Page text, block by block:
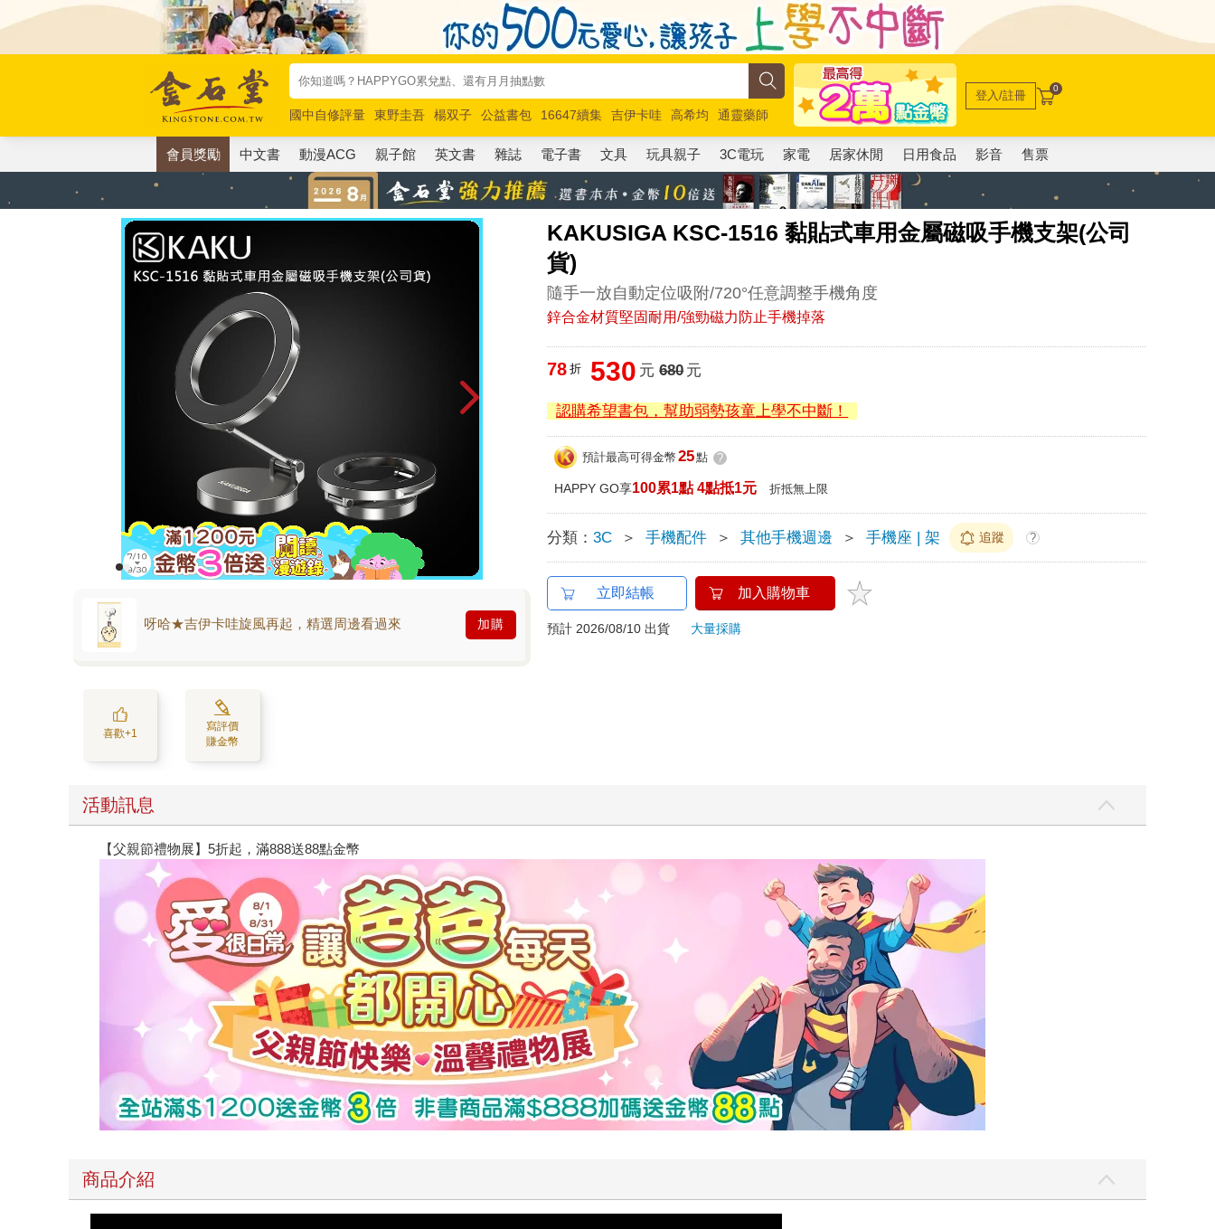
國中自修評量 東野圭吾 楊双子 公益書包 16647續集 吉伊卡哇 高希均
通靈藥師
唯紅花綻放
奧德賽 路邊攤新作 馬斯克 玩具總動員5 超慢跑
登入/註冊 0
會員獎勵 中文書 動漫ACG 親子館 英文書 雜誌 電子書 文具 玩具親子 3C電玩 家電 居家休閒 日用食品 影音 售票
KAKUSIGA KSC-1516 黏貼式車用金屬磁吸手機支架(公司
貨)
隨手一放自動定位吸附/720°任意調整手機角度
鋅合金材質堅固耐用/強勁磁力防止手機掉落
呀哈★吉伊卡哇旋風再起，精選周邊看過來 加購
喜歡+1
寫評價
賺金幣
78 折 530 元 680元
認購希望書包，幫助弱勢孩童上學不中斷！
預計最高可得金幣 25點 ?
HAPPY GO享100累1點 4點抵1元 折抵無上限
分類：3C ＞ 手機配件 ＞ 其他手機週邊 ＞ 手機座 | 架 追蹤 ?
立即結帳 加入購物車
預計 2026/08/10 出貨 大量採購
活動訊息
【父親節禮物展】5折起，滿888送88點金幣
商品介紹